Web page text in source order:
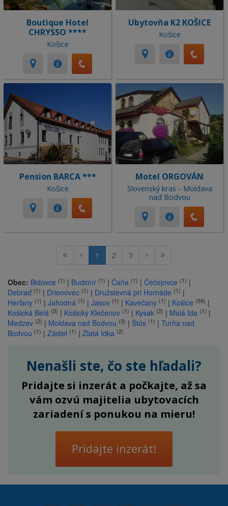
Boutique Hotel
CHRYSSO ****
Košice
Ubytovňa K2 KOŠICE
Košice
Pension BARCA ***
Košice
Motel ORGOVÁN
Slovenský kras - Moldava
nad Bodvou
1 2 3
Obec: Bidovce (1) | Budimír (1) | Čaňa (1) | Čečejovce (1) |
Debraď (1) | Drienovec (1) | Družstevná pri Hornáde (1) |
Herľany (1) | Jahodná (1) | Jasov (1) | Kavečany (1) | Košice (59) |
Košická Belá (3) | Košický Klečenov (1) | Kysak (2) | Malá Ida (1) |
Medzev (2) | Moldava nad Bodvou (3) | Štós (1) | Turňa nad
Bodvou (1) | Zádiel (1) | Zlatá Idka (2)
Nenašli ste, čo ste hľadali?
Pridajte si inzerát a počkajte, až sa
vám ozvú majitelia ubytovacích
zariadení s ponukou na mieru!
Pridajte inzerát!